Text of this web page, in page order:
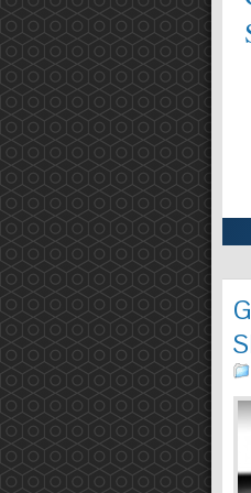
EN MECÀNICA,
Entrada completa »